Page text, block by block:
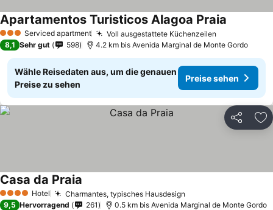
3 SterneServiced apartment Voll ausgestattete Küchenzeilen
Apartamentos Turisticos Alagoa Praia
8,1 Sehr gut 598 4.2 km bis Avenida Marginal de Monte Gordo
Wähle Reisedaten aus, um die genauen
Preise zu sehen
Preise sehen
Teilen
4 Sterne Hotel Charmantes, typisches Hausdesign
Casa da Praia
9,5 Hervorragend 261 0.5 km bis Avenida Marginal de Monte Gordo